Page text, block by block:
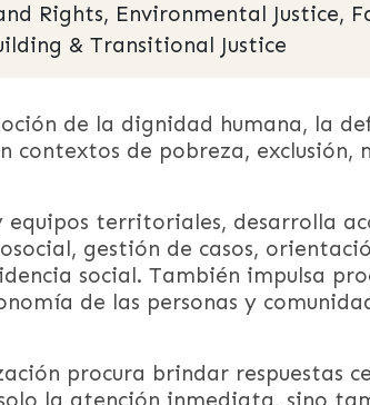
Rights, Environmental Justice,
& Transitional Justice
de la dignidad humana, la
contextos de pobreza,
equipos territoriales, desarrolla
gestión de casos,
social. También impulsa
de las personas y
procura brindar respuestas